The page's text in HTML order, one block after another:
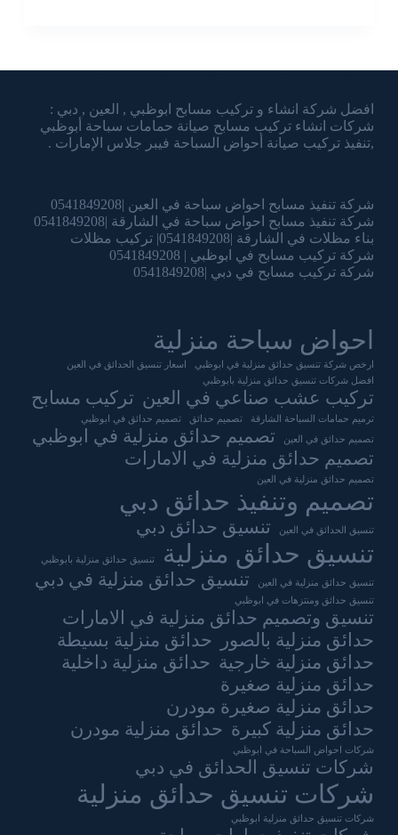
افضل شركة انشاء و تركيب مسابح ابوظبي , العين , دبي :
شركات انشاء تركيب مسابح صيانة حمامات سباحة أبوظبي
,تنفيذ تركيب صيانة أحواض السباحة فيبر جلاس الإمارات .
شركة تنفيذ مسابح احواض سباحة في العين |0541849208
شركة تنفيذ مسابح احواض سباحة في الشارقة |0541849208
بناء مظلات في الشارقة |0541849208| تركيب مظلات
شركة تركيب مسابح في ابوظبي | 0541849208
شركة تركيب مسابح في دبي |0541849208
احواض سباحة منزلية
ارخص شركة تنسيق حدائق منزلية في ابوظبي
اسعار تنسيق الحدائق في العين
افضل شركات تنسيق حدائق منزلية بابوظبي
تركيب عشب صناعي في العين تركيب مسابح
ترميم حمامات السباحة الشارقة تصميم حدائق تصميم حدائق في ابوظبي
تصميم حدائق في العين
تصميم حدائق منزلية في ابوظبي
تصميم حدائق منزلية في الامارات
تصميم حدائق منزلية في العين
تصميم وتنفيذ حدائق دبي
تنسيق الحدائق في العين تنسيق حدائق دبي
تنسيق حدائق منزلية تنسيق حدائق منزلية بابوظبي
تنسيق حدائق منزلية في العين تنسيق حدائق منزلية في دبي
تنسيق حدائق ومنتزهات في ابوظبي
تنسيق وتصميم حدائق منزلية في الامارات
حدائق منزلية بالصور
حدائق منزلية بسيطة
حدائق منزلية خارجية حدائق منزلية داخلية
حدائق منزلية صغيرة
حدائق منزلية صغيرة مودرن
حدائق منزلية كبيرة حدائق منزلية مودرن
شركات احواض السباحة في ابوظبي
شركات تنسيق الحدائق في دبي
شركات تنسيق حدائق منزلية
شركات تنسيق حدائق منزلية ابوظبي